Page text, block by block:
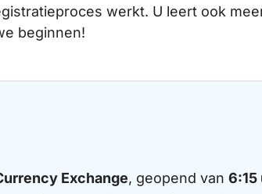
werkt. U leert ook
beginnen!
Exchange, geopend van 6:15